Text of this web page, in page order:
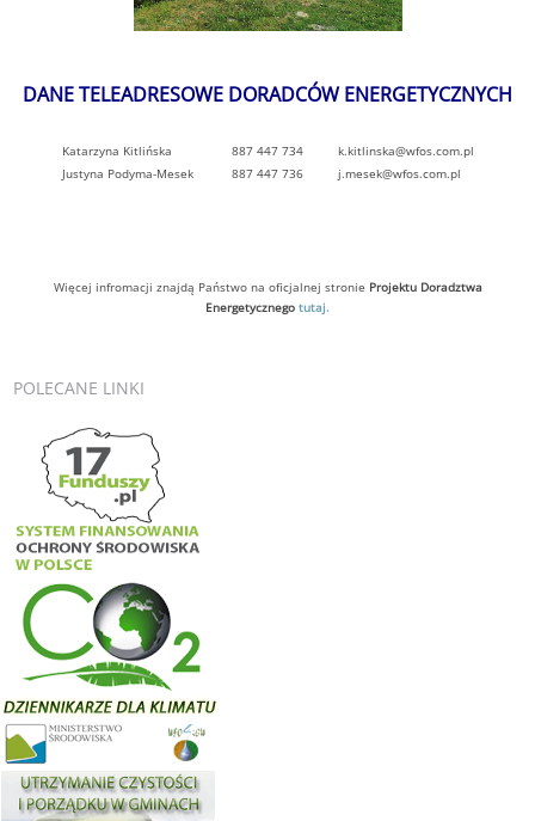
DANE TELEADRESOWE DORADCÓW ENERGETYCZNYCH
Katarzyna Kitlińska 887 447 734
k.kitlinska@wfos.com.pl
Justyna Podyma-Mesek
887 447 736 j.mesek@wfos.com.pl
Więcej infromacji znajdą Państwo na oficjalnej stronie Projektu Doradztwa
Energetycznego tutaj.
POLECANE LINKI